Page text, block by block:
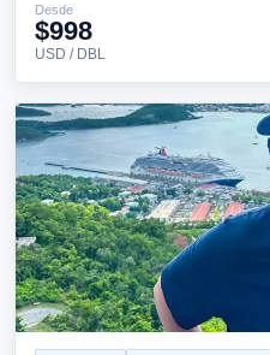
Desde
$998
USD / DBL